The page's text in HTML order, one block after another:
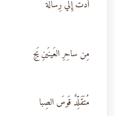
أَدَّت إِلَيَّ رِسالَةً
مِن ساحِرِ العَينَينِ يَج
مُتَقَلِّدٌ قَوسَ الصِبا